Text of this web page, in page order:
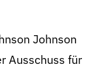
Johnson
Ausschuss für